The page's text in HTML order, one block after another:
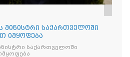
მინისტრი საქართველოში
იმყოფება
საქართველოში